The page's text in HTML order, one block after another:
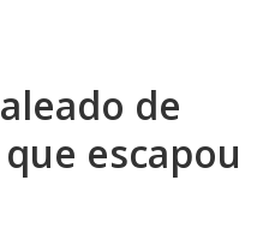
de
escapou